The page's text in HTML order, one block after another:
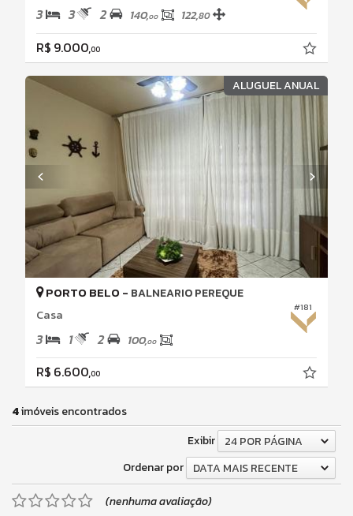
3 3 2 140,00 122,80
R$ 9.000,00
ALUGUEL ANUAL
#181
PORTO BELO - BALNEARIO PEREQUE
Casa
3 1 2 100,00
R$ 6.600,00
4imóveis encontrados
Exibir
24 POR PÁGINA
Ordenar por
DATA MAIS RECENTE
(nenhuma avaliação)